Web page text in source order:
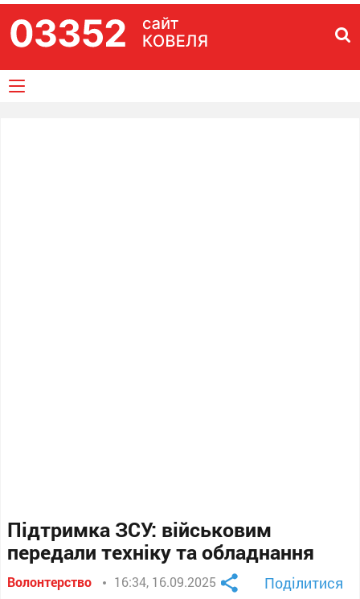
Підтримка ЗСУ: військовим
передали техніку та обладнання
Волонтерство 16:34, 16.09.2025 Поділитися